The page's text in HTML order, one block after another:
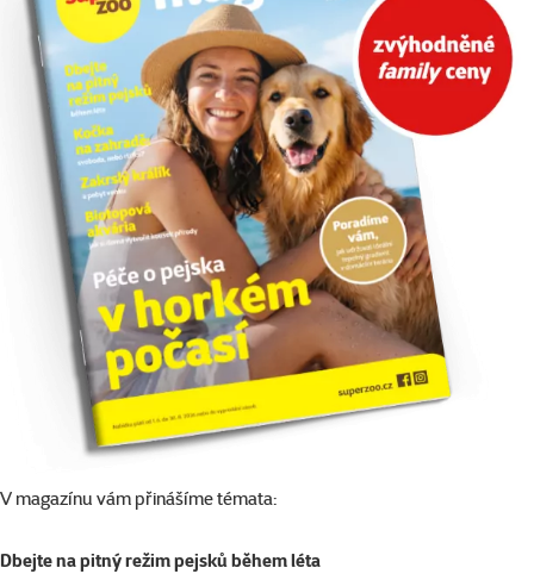
V magazínu vám přinášíme témata:
Dbejte na pitný režim pejsků během léta